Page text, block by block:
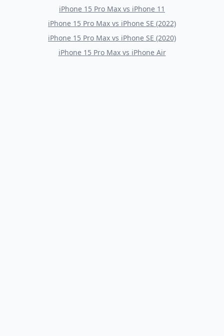
iPhone 15 Pro Max vs iPhone 11
iPhone 15 Pro Max vs iPhone SE (2022)
iPhone 15 Pro Max vs iPhone SE (2020)
iPhone 15 Pro Maxvs iPhone Air